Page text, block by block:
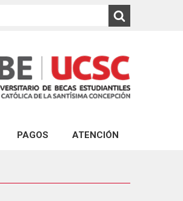
PAGOS
ABONOS AL ARANCEL DE CARRERAS DE
ATENCIÓN
CONSULTA VIA PORTAL